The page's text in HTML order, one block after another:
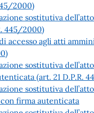
2000)
sostitutiva
445/2000)
accesso agli atti
sostitutiva
(art. 21 D.P.R.
sostitutiva
con firma autenticata